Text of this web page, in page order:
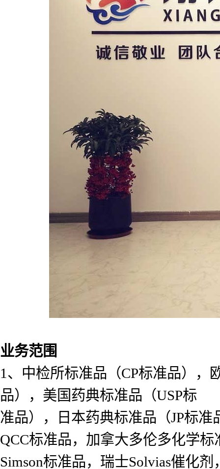
业务范围
1、中检所标准品（CP标准品），
品），美国药典标准品（USP标
准品），日本药典标准品（JP标
QCC标准品，加拿大多伦多化学
Simson标准品，瑞士Solvias催化